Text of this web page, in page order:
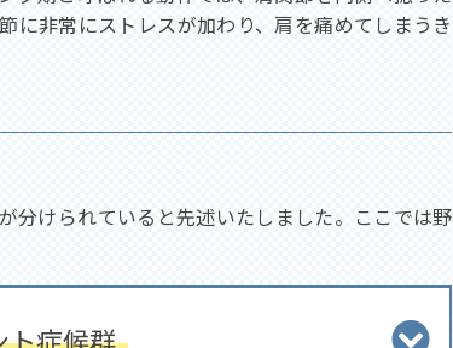
に非常にストレスが加わり、肩を痛めてしまうき
分けられていると先述いたしました。ここでは野
症候群